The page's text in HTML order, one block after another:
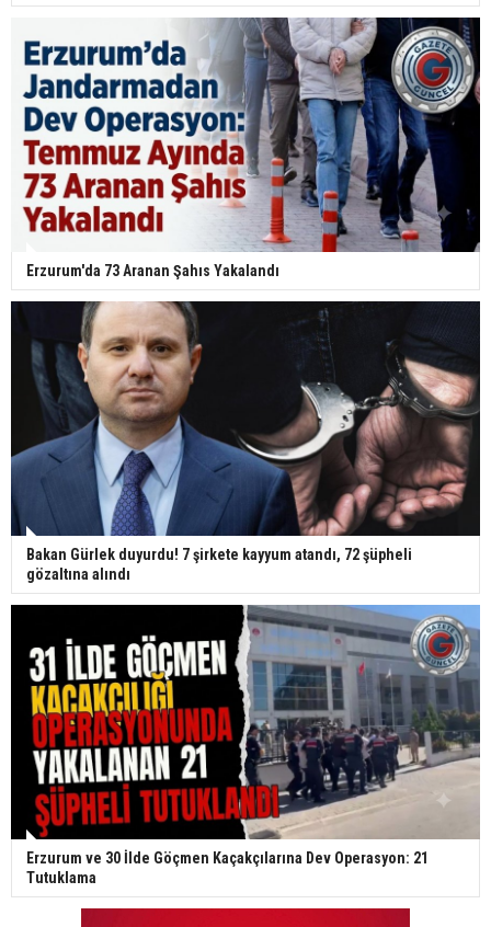
Erzurum'da 73 Aranan Şahıs Yakalandı
Bakan Gürlek duyurdu! 7 şirkete kayyum atandı, 72 şüpheli
gözaltına alındı
Erzurum ve 30 İlde Göçmen Kaçakçılarına Dev Operasyon: 21
Tutuklama